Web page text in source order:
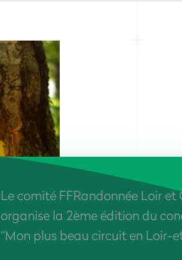
Le comité FFRandonnée Loir et
organise la 2ème édition du
“Mon plus beau circuit en Loir-